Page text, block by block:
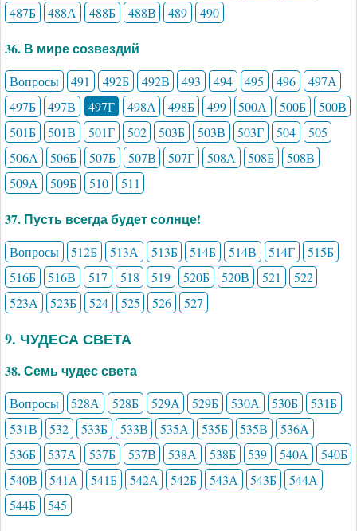
487Б
488А 488Б 488В 489 490
36. В мире созвездий
Вопросы 491 492Б 492В 493 494 495 496
497А
497Б
497В 497Г 498А 498Б 499 500А 500Б
500В
501Б
501В 501Г 502 503Б 503В 503Г 504
505
506А
506Б 507Б 507В 507Г 508А 508Б
508В
509А
509Б 510 511
37. Пусть всегда будет солнце!
Вопросы 512Б 513А 513Б 514Б 514В 514Г
515Б
516Б
516В 517 518 519 520Б 520В 521
522
523А
523Б 524 525 526 527
9. ЧУДЕСА СВЕТА
38. Семь чудес света
Вопросы 528А 528Б 529А 529Б 530А 530Б
531Б
531В
532 533Б 533В 535А 535Б 535В
536А
536Б
537А 537Б 537В 538А 538Б 539 540А
540Б
540В
541А 541Б 542А 542Б 543А 543Б
544А
544Б
545